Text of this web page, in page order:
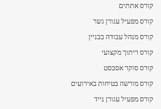
קורס אתתים
קורס מפעיל עגורן גשר
קורס מנהל עבודה בבניין
קורס ריתוך מקצועי
קורס סוקר אסבסט
קורס מורשה בטיחות באירועים
קורס מפעיל עגורן נייד